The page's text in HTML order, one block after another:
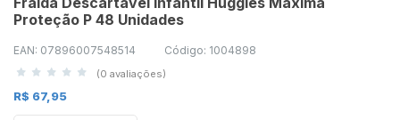
Proteção P 48 Unidades
EAN: 07896007548514 Código: 1004898
(0 avaliações)
R$ 67,95